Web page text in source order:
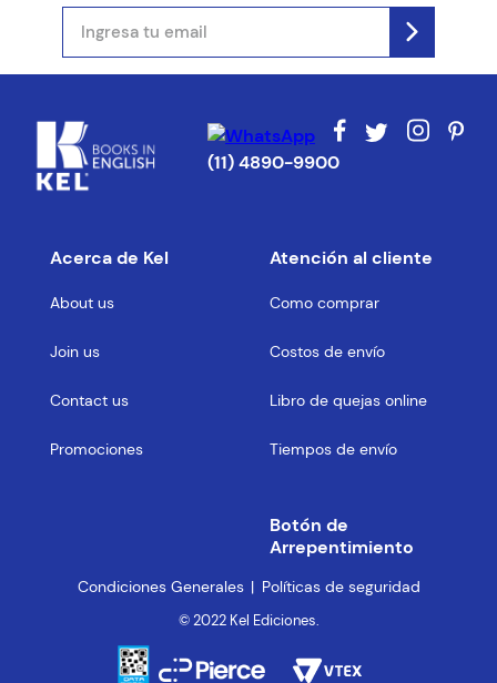
(11) 4890-9900
Acerca de Kel
About us
Join us
Contact us
Promociones
Atención al cliente
Como comprar
Costos de envío
Libro de quejas online
Tiempos de envío
Botón de
Arrepentimiento
Condiciones Generales Políticas de seguridad
© 2022 Kel Ediciones.